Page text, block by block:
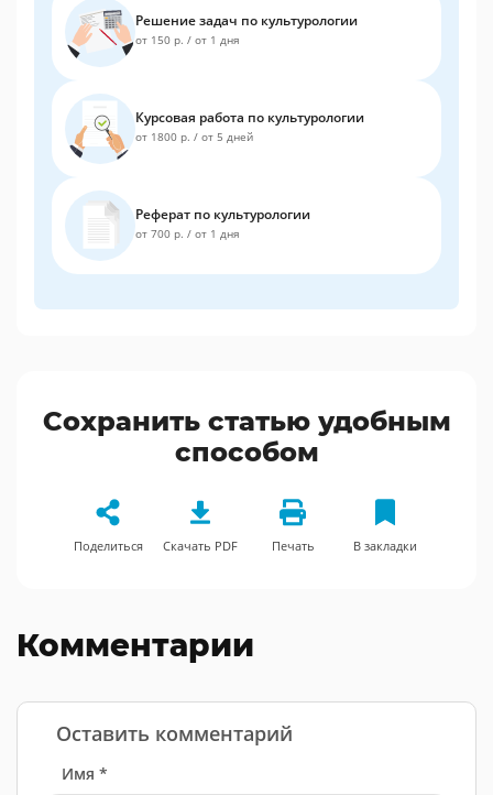
Решение задач по культурологии
от 150 р. / от 1 дня
Курсовая работа по культурологии
от 1800 р. / от 5 дней
Реферат по культурологии
от 700 р. / от 1 дня
Сохранить статью удобным
способом
Поделиться Скачать PDF Печать В закладки
Комментарии
Оставить комментарий
Имя *